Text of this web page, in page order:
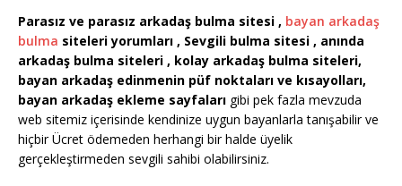
Parasız ve parasız arkadaş bulma sitesi , bayan arkadaş
bulma siteleri yorumları , Sevgili bulma sitesi , anında
arkadaş bulma siteleri , kolay arkadaş bulma siteleri,
bayan arkadaş edinmenin püf noktaları ve kısayolları,
bayan arkadaş ekleme sayfaları gibi pek fazla mevzuda
web sitemiz içerisinde kendinize uygun bayanlarla tanışabilir ve
hiçbir Ücret ödemeden herhangi bir halde üyelik
gerçekleştirmeden sevgili sahibi olabilirsiniz.